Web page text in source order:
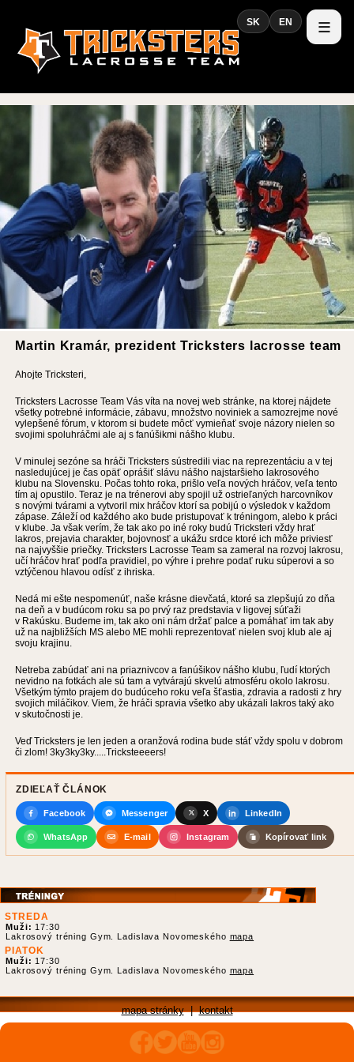
Martin Kramár, prezident Tricksters lacrosse team
Ahojte Tricksteri,
Tricksters Lacrosse Team Vás víta na novej web stránke, na ktorej nájdete
všetky potrebné informácie, zábavu, množstvo noviniek a samozrejme nové
vylepšené fórum, v ktorom si budete môcť vymieňať svoje názory nielen so
svojimi spoluhráčmi ale aj s fanúšikmi nášho klubu.
V minulej sezóne sa hráči Tricksters sústredili viac na reprezentáciu a v tej
nasledujúcej je čas opäť oprášiť slávu nášho najstaršieho lakrosového
klubu na Slovensku. Počas tohto roka, prišlo veľa nových hráčov, veľa tento
tím aj opustilo. Teraz je na trénerovi aby spojil už ostrieľaných harcovníkov
s novými tvárami a vytvoril mix hráčov ktorí sa pobijú o výsledok v každom
zápase. Záleží od každého ako bude pristupovať k tréningom, alebo k práci
v klube. Ja však verím, že tak ako po iné roky budú Tricksteri vždy hrať
lakros, prejavia charakter, bojovnosť a ukážu srdce ktoré ich môže priviesť
na najvyššie priečky. Tricksters Lacrosse Team sa zameral na rozvoj lakrosu,
učí hráčov hrať podľa pravidiel, po výhre i prehre podať ruku súperovi a so
vztýčenou hlavou odísť z ihriska.
Nedá mi ešte nespomenúť, naše krásne dievčatá, ktoré sa zlepšujú zo dňa
na deň a v budúcom roku sa po prvý raz predstavia v ligovej súťaži
v Rakúsku. Budeme im, tak ako oni nám držať palce a pomáhať im tak aby
už na najbližších MS alebo ME mohli reprezentovať nielen svoj klub ale aj
svoju krajinu.
Netreba zabúdať ani na priaznivcov a fanúšikov nášho klubu, ľudí ktorých
nevidno na fotkách ale sú tam a vytvárajú skvelú atmosféru okolo lakrosu.
Všetkým týmto prajem do budúceho roku veľa šťastia, zdravia a radosti z hry
svojich miláčikov. Viem, že hráči spravia všetko aby ukázali lakros taký ako
v skutočnosti je.
Veď Tricksters je len jeden a oranžová rodina bude stáť vždy spolu v dobrom
či zlom! 3ky3ky3ky....­.Tricksteeeer­s!
ZDIEĽAŤ ČLÁNOK
Facebook Messenger X LinkedIn
WhatsApp E-mail Instagram Kopírovať link
STREDA
Muži: 17:30
Lakrosový tréning Gym. Ladislava Novomeského mapa
PIATOK
Muži: 17:30
Lakrosový tréning Gym. Ladislava Novomeského mapa
SK EN
mapa stránky|kontakt